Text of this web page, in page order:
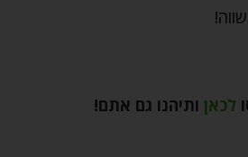
לכאן ותיהנו גם אתם!